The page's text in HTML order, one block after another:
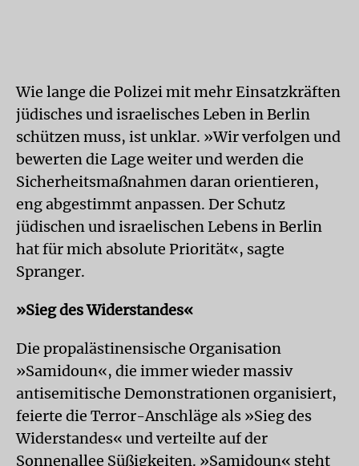
Wie lange die Polizei mit mehr Einsatzkräften
jüdisches und israelisches Leben in Berlin
schützen muss, ist unklar. »Wir verfolgen und
bewerten die Lage weiter und werden die
Sicherheitsmaßnahmen daran orientieren,
eng abgestimmt anpassen. Der Schutz
jüdischen und israelischen Lebens in Berlin
hat für mich absolute Priorität«, sagte
Spranger.
»Sieg des Widerstandes«
Die propalästinensische Organisation
»Samidoun«, die immer wieder massiv
antisemitische Demonstrationen organisiert,
feierte die Terror-Anschläge als »Sieg des
Widerstandes« und verteilte auf der
Sonnenallee Süßigkeiten. »Samidoun« steht